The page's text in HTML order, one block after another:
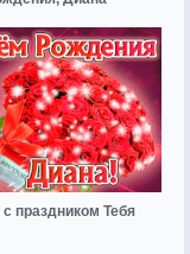
праздником Тебя